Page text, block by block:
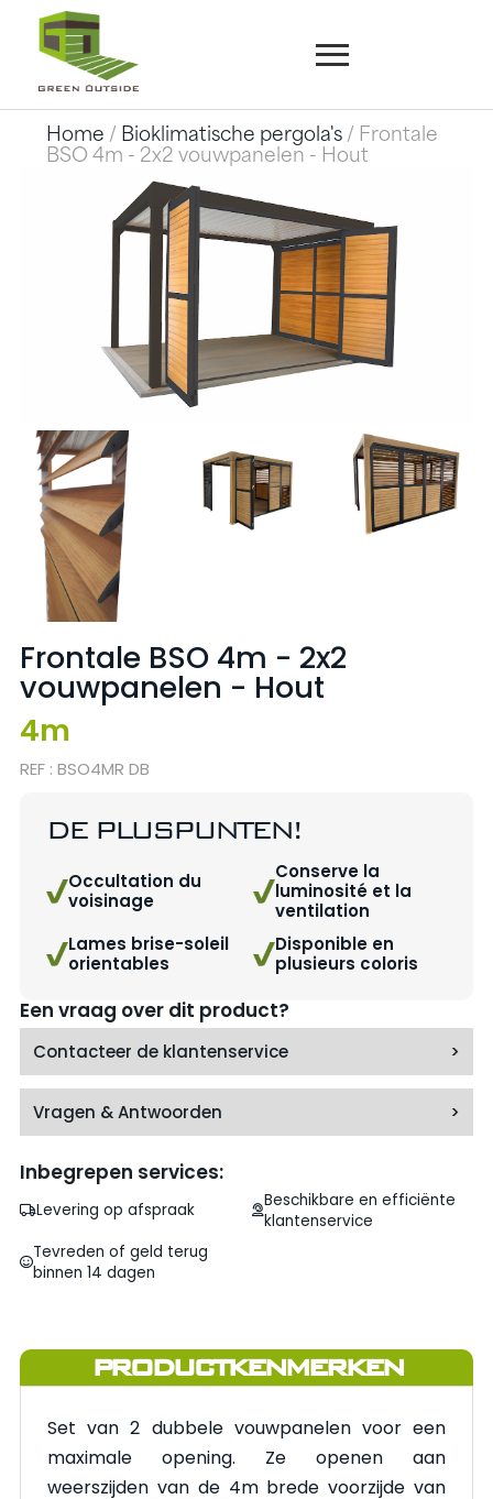
Home / Bioklimatische pergola's / Frontale
BSO 4m - 2x2 vouwpanelen - Hout
Frontale BSO 4m - 2x2
vouwpanelen - Hout
4m
REF : BSO4MR DB
DE PLUSPUNTEN!
Occultation du
voisinage
Conserve la
luminosité et la
ventilation
Lames brise-soleil
orientables
Disponible en
plusieurs coloris
Een vraag over dit product?
Contacteer de klantenservice >
Vragen & Antwoorden >
Inbegrepen services:
Levering op afspraak
Beschikbare en efficiënte
klantenservice
Tevreden of geld terug
binnen 14 dagen
PRODUCTKENMERKEN
Set van 2 dubbele vouwpanelen voor een
maximale opening. Ze openen aan
weerszijden van de 4m brede voorzijde van